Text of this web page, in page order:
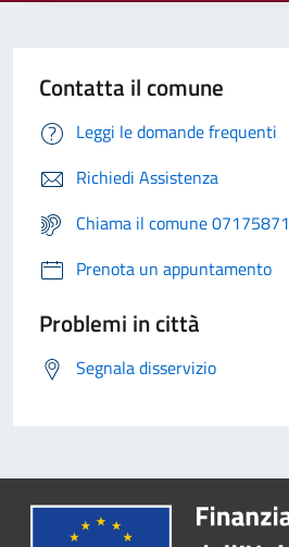
Contatta il comune
Leggi le domande frequenti
Richiedi Assistenza
Chiama il comune 07175871
Prenota un appuntamento
Problemi in città
Segnala disservizio